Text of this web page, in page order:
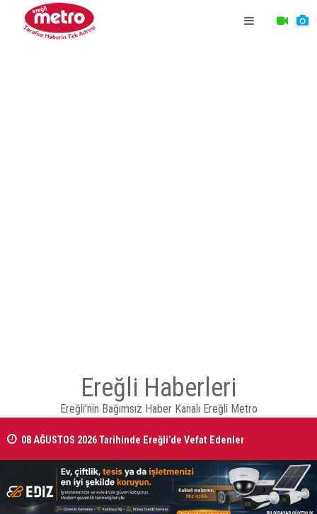
Ereğli Haberleri
Ereğli'nin Bağımsız Haber Kanalı Ereğli Metro
08 AĞUSTOS 2026 Tarihinde Ereğli’de Vefat Edenler